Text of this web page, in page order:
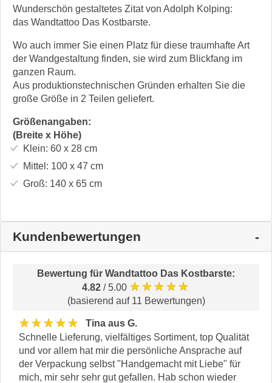
Wunderschön gestaltetes Zitat von Adolph Kolping:
das Wandtattoo Das Kostbarste.
Wo auch immer Sie einen Platz für diese traumhafte Art
der Wandgestaltung finden, sie wird zum Blickfang im
ganzen Raum.
Aus produktionstechnischen Gründen erhalten Sie die
große Größe in 2 Teilen geliefert.
Größenangaben:
(Breite x Höhe)
Klein: 60 x 28cm
Mittel: 100 x 47 cm
Groß: 140 x 65cm
Kundenbewertungen
Bewertung für Wandtattoo Das Kostbarste:
4.82 / 5.00 ★★★★★
(basierend auf 11 Bewertungen)
★★★★★
Tina aus G.
Schnelle Lieferung, vielfältiges Sortiment, top Qualität
und vor allem hat mir die persönliche Ansprache auf
der Verpackung selbst "Handgemacht mit Liebe" für
mich, mir sehr sehr gut gefallen. Hab schon wieder